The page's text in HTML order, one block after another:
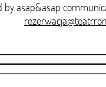
byasap&asap